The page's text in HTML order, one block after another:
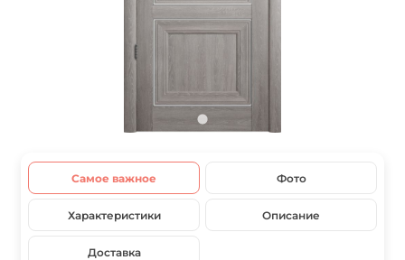
Самое важное Фото
Характеристики Описание
Доставка